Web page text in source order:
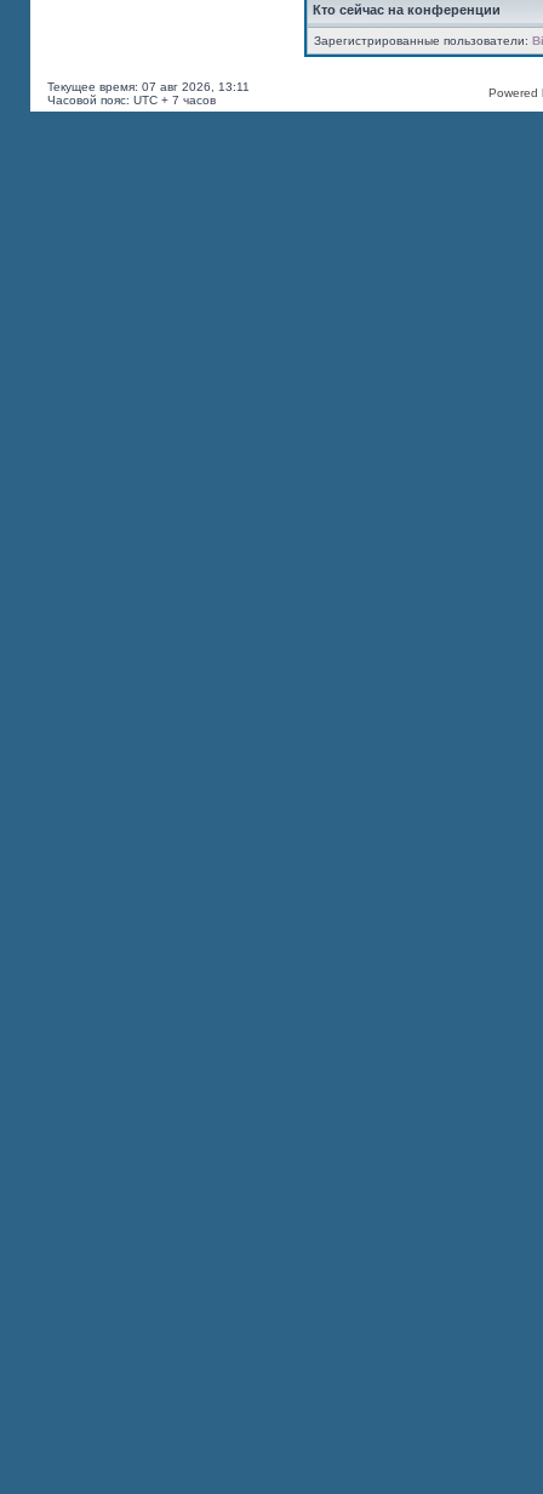
Кто сейчас на конференции
Зарегистрированные пользователи:
Текущее время: 07 авг 2026, 13:11
Часовой пояс: UTC + 7 часов
Powered